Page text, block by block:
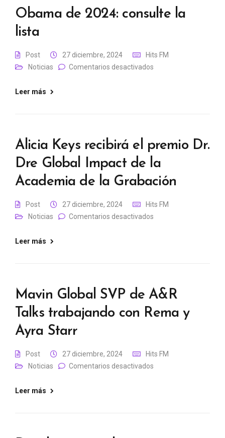
Obama de 2024: consulte la
lista
Post 27 diciembre, 2024
Hits FM
Noticias
Comentarios desactivados
Leer más
Alicia Keys recibirá el premio Dr.
Dre Global Impact de la
Academia de la Grabación
Post 27 diciembre, 2024
Hits FM
Noticias
Comentarios desactivados
Leer más
Mavin Global SVP de A&R
Talks trabajando con Rema y
Ayra Starr
Post 27 diciembre, 2024
Hits FM
Noticias
Comentarios desactivados
Leer más